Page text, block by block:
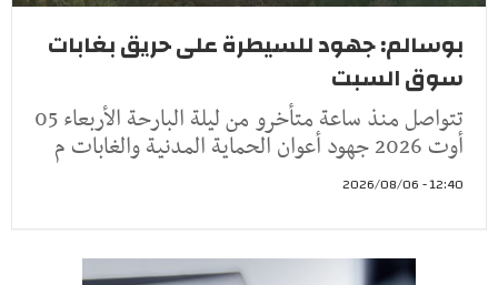
بوسالم: جهود للسيطرة على حريق بغابات
سوق السبت
تتواصل منذ ساعة متأخرو من ليلة البارحة الأربعاء 05
أوت 2026 جهود أعوان الحماية المدنية والغابات م
12:40 - 2026/08/06